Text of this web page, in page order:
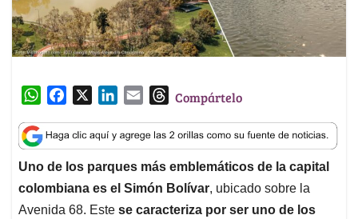
W
a
t
s
A
p
c
e
b
o
o
n
k
e
d
I
a
i
l
T
r
e
a
d
s
Compártelo
Uno de los parques más emblemáticos de la capital
colombiana es el Simón Bolívar, ubicado sobre la
Avenida 68. Este se caracteriza por ser uno de los